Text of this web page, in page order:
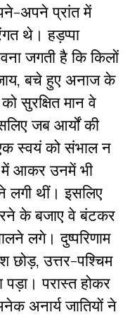
अपने प्रांत में
थे। हड़प्पा
जगती है कि किलों
बचे हुए अनाज के
सुरक्षित मान वे
जब आर्यों की
स्वयं को संभाल न
में आकर उनमें भी
लगी थीं। इसलिए
के बजाए वे बंटकर
लगे। दुष्परिणाम
छोड़, उत्तर-पश्चिम
परास्त होकर
अनार्य जातियों ने